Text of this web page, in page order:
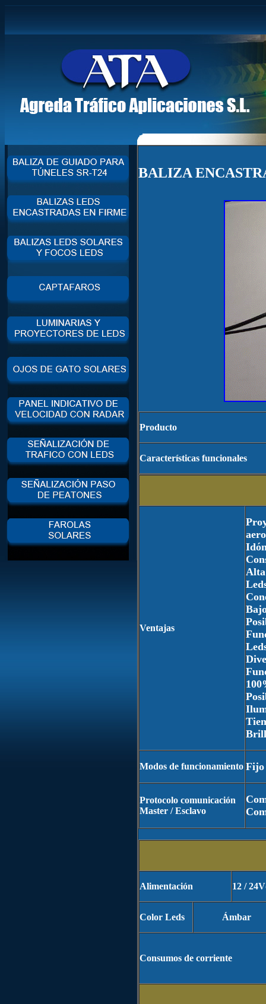
BALIZA
Producto
Características funcionales
Ventajas
Modos de funcionamiento Fijo
Protocolo comunicación
Master / Esclavo
Alimentación 12 /
Color Leds Ámbar
Consumos de corriente